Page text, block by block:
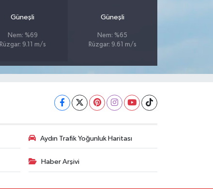
Güneşli
Nem: %69
Rüzgar: 9.11 m/s
Güneşli
Nem: %65
Rüzgar: 9.61 m/s
Aydın Trafik Yoğunluk Haritası
Haber Arşivi